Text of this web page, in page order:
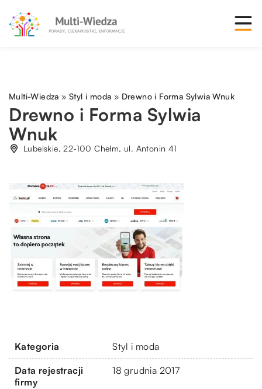
Multi-Wiedza »Styl i moda » Drewno i Forma Sylwia Wnuk
Drewno i Forma Sylwia
Wnuk
Lubelskie, 22-100 Chełm, ul. Antonin 41
Kategoria Styl i moda
Data rejestracji
firmy
18 grudnia 2017